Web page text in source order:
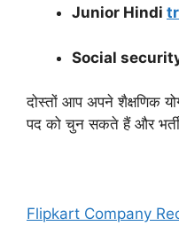
Junior Hindi
Social
दोस्तों आप अपने शैक्षणिक
पद को चुन सकते हैं और
Flipkart Company